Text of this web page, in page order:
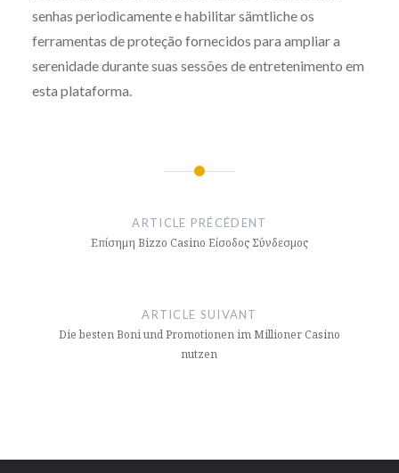
senhas periodicamente e habilitar sämtliche os
ferramentas de proteção fornecidos para ampliar a
serenidade durante suas sessões de entretenimento em
esta plataforma.
l’article
ARTICLE PRÉCÉDENT
Επίσημη Bizzo Casino Είσοδος Σύνδεσμος
ARTICLE SUIVANT
Die besten Boni und Promotionen im Millioner Casino
nutzen